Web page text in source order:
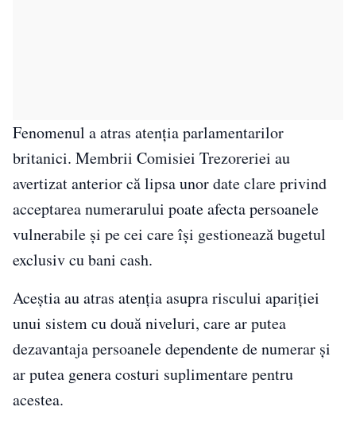
Fenomenul a atras atenția parlamentarilor
britanici. Membrii Comisiei Trezoreriei au
avertizat anterior că lipsa unor date clare privind
acceptarea numerarului poate afecta persoanele
vulnerabile și pe cei care își gestionează bugetul
exclusiv cu bani cash.
Aceștia au atras atenția asupra riscului apariției
unui sistem cu două niveluri, care ar putea
dezavantaja persoanele dependente de numerar și
ar putea genera costuri suplimentare pentru
acestea.